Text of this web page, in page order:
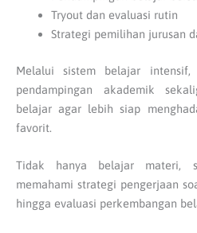
Tryout dan evaluasi rutin
Strategi pemilihan jurusan
Melalui sistem belajar intensif,
pendampingan akademik
belajar agar lebih siap
favorit.
Tidak hanya belajar materi,
memahami strategi pengerjaan
hingga evaluasi perkembangan